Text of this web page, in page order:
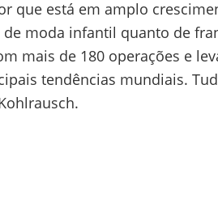
que está em amplo
moda infantil quanto de
mais de 180 operações e
tendências mundiais.